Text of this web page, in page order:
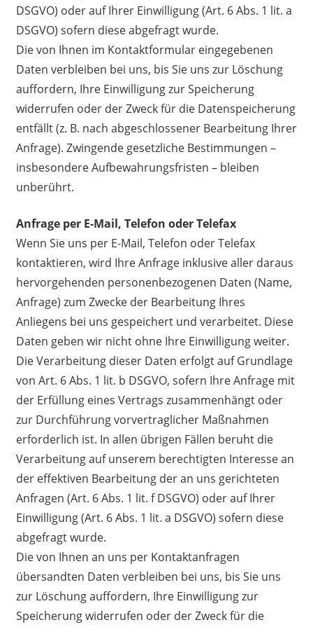
DSGVO) oder auf Ihrer Einwilligung (Art. 6 Abs. 1 lit. a
DSGVO) sofern diese abgefragt wurde.
Die von Ihnen im Kontaktformular eingegebenen
Daten verbleiben bei uns, bis Sie uns zur Löschung
auffordern, Ihre Einwilligung zur Speicherung
widerrufen oder der Zweck für die Datenspeicherung
entfällt (z. B. nach abgeschlossener Bearbeitung Ihrer
Anfrage). Zwingende gesetzliche Bestimmungen –
insbesondere Aufbewahrungsfristen – bleiben
unberührt.
Anfrage per E-Mail, Telefon oder Telefax
Wenn Sie uns per E-Mail, Telefon oder Telefax
kontaktieren, wird Ihre Anfrage inklusive aller daraus
hervorgehenden personenbezogenen Daten (Name,
Anfrage) zum Zwecke der Bearbeitung Ihres
Anliegens bei uns gespeichert und verarbeitet. Diese
Daten geben wir nicht ohne Ihre Einwilligung weiter.
Die Verarbeitung dieser Daten erfolgt auf Grundlage
von Art. 6 Abs. 1 lit. b DSGVO, sofern Ihre Anfrage mit
der Erfüllung eines Vertrags zusammenhängt oder
zur Durchführung vorvertraglicher Maßnahmen
erforderlich ist. In allen übrigen Fällen beruht die
Verarbeitung auf unserem berechtigten Interesse an
der effektiven Bearbeitung der an uns gerichteten
Anfragen (Art. 6 Abs. 1 lit. f DSGVO) oder auf Ihrer
Einwilligung (Art. 6 Abs. 1 lit. a DSGVO) sofern diese
abgefragt wurde.
Die von Ihnen an uns per Kontaktanfragen
übersandten Daten verbleiben bei uns, bis Sie uns
zur Löschung auffordern, Ihre Einwilligung zur
Speicherung widerrufen oder der Zweck für die